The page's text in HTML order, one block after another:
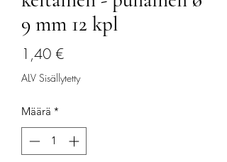
9 mm 12 kpl
1,40 €Hinta
ALV Sisällytetty
Määrä *